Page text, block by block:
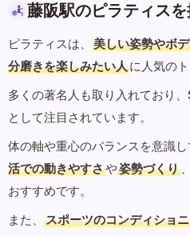
藤阪駅のピラティス
ピラティスは、 美しい姿勢やボ
分磨きを楽しみたい人に人気の
多くの著名人も取り入れており
として注目されています。
体の軸や重心のバランスを意識し
活での動きやすさや姿勢づくり 、
おすすめです。
また、
スポーツのコンディショ